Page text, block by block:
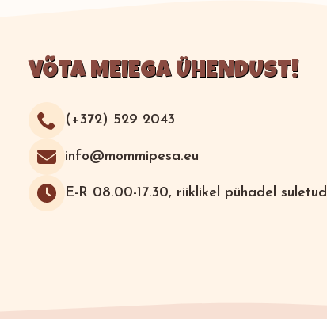
VÕTA MEIEGA ÜHENDUST!
(+372) 529 2043
info@mommipesa.eu
E-R 08.00-17.30, riiklikel pühadel suletud